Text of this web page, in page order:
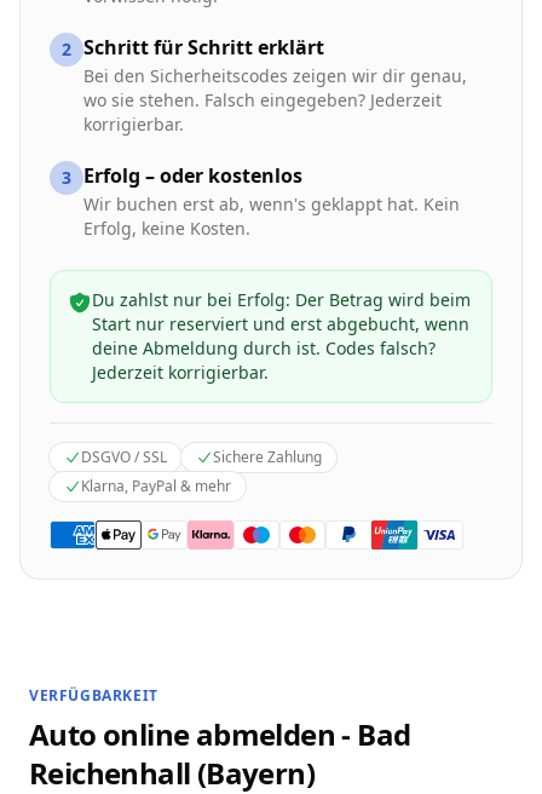
2 Schritt für Schritt erklärt
Bei den Sicherheitscodes zeigen wir dir genau,
wo sie stehen. Falsch eingegeben? Jederzeit
korrigierbar.
3 Erfolg – oder kostenlos
Wir buchen erst ab, wenn's geklappt hat. Kein
Erfolg, keine Kosten.
Du zahlst nur bei Erfolg: Der Betrag wird beim
Start nur reserviert und erst abgebucht, wenn
deine Abmeldung durch ist. Codes falsch?
Jederzeit korrigierbar.
DSGVO / SSL
Sichere Zahlung
Klarna, PayPal & mehr
VERFÜGBARKEIT
Auto online abmelden - Bad
Reichenhall (Bayern)